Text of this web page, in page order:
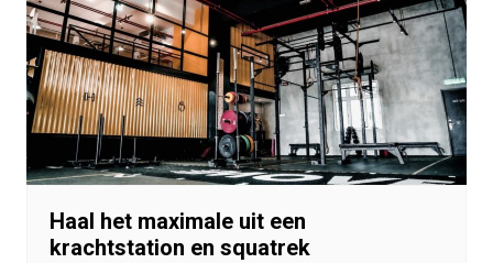
Haal het maximale uit een
krachtstation en squatrek